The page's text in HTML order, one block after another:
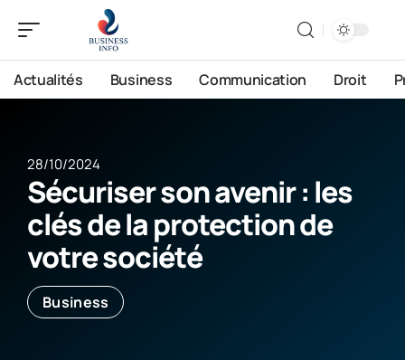
Actualités Business Communication Droit
28/10/2024
Sécuriser son avenir : les
clés de la protection de
votre société
Business